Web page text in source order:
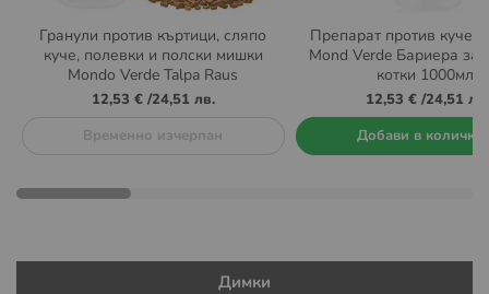
Гранули против къртици, сляпо
куче, полевки и полски мишки
Mondo Verde Talpa Raus
12,53 €/24,51 лв.
Временно изчерпан
Препарат против
Mond Verde Бариера за
котки 1000мл.
12,53 €/24,51 лв.
Добави в
Димки